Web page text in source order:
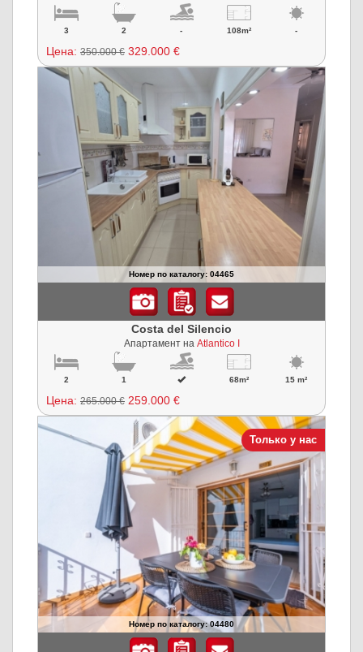
3 2 - 108m² -
Цена: 350.000 € 329.000 €
Номер по каталогу: 04465
Costa del Silencio
Апартамент на Atlantico I
2 1 68m² 15 m²
Цена: 265.000 € 259.000 €
Только у нас
Номер по каталогу: 04480